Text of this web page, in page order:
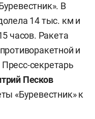
В
14 тыс. км и
часов. Ракета
и
секретарь
Песков
«Буревестник» к